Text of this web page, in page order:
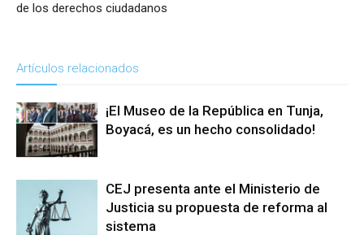
de los derechos ciudadanos
Artículos relacionados
¡El Museo de la República en Tunja,
Boyacá, es un hecho consolidado!
CEJ presenta ante el Ministerio de
Justicia su propuesta de reforma al
sistema